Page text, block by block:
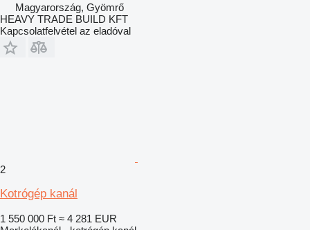
Magyarország, Gyömrő
HEAVY TRADE BUILD KFT
Kapcsolatfelvétel az eladóval
2
Kotrógép kanál
1 550 000 Ft ≈ 4 281 EUR